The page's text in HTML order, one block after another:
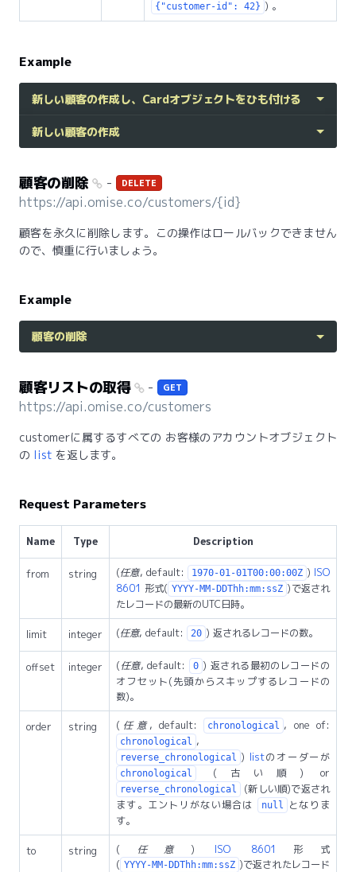
{"customer-id": 42} ) 。
Example
新しい顧客の作成し、Cardオブジェクトをひも付ける
新しい顧客の作成
顧客の削除 - DELETE
https://api.omise.co/customers/{id}
顧客を永久に削除します。この操作はロールバックできません
ので、慎重に行いましょう。
Example
顧客の削除
顧客リストの取得 - GET
https://api.omise.co/customers
customerに属するすべての お客様のアカウントオブジェクト
の list を返します。
Request Parameters
Name Type Description
from string (任意, default: 1970-01-01T00:00:00Z ) ISO
8601 形式( YYYY-MM-DDThh:mm:ssZ )で返され
たレコードの最新のUTC日時。
limit integer (任意, default: 20 ) 返されるレコードの数。
offset integer (任意, default: 0 ) 返される最初のレコードの
オフセット(先頭からスキップするレコードの
数)。
order string ( 任意, default: chronological , one of:
chronological ,
reverse_chronological ) listのオーダーが
chronological (古い順) or
reverse_chronological
(新しい順)で返され
ます。エントリがない場合は
null
となりま
す。
to string ( 任意 ) ISO 8601
形式
( YYYY-MM-DDThh:mm:ssZ )で返されたレコード